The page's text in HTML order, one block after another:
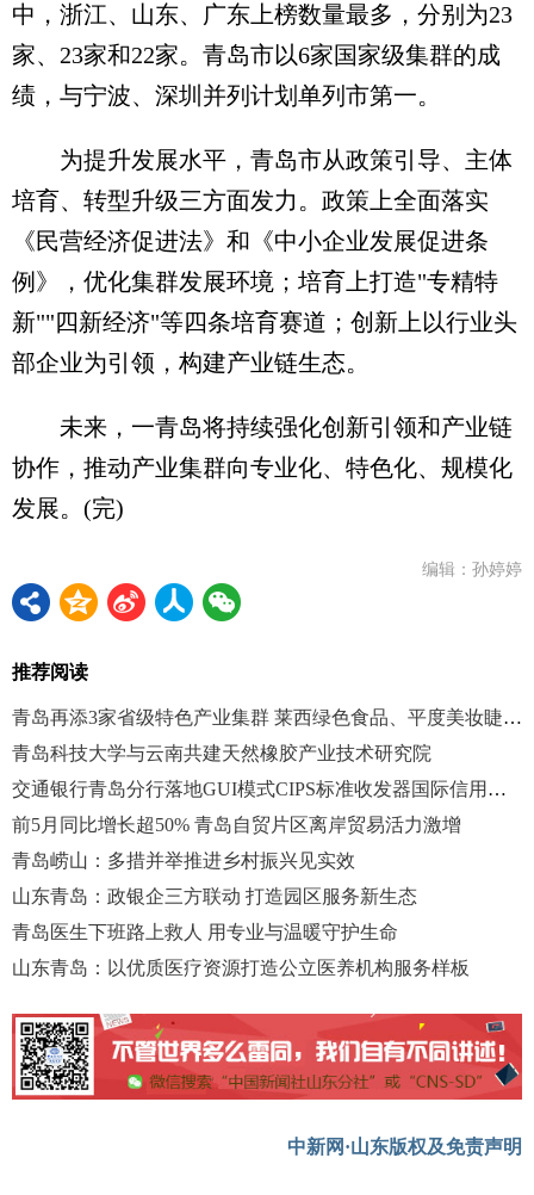
中，浙江、山东、广东上榜数量最多，分别为23
家、23家和22家。青岛市以6家国家级集群的成
绩，与宁波、深圳并列计划单列市第一。
为提升发展水平，青岛市从政策引导、主体
培育、转型升级三方面发力。政策上全面落实
《民营经济促进法》和《中小企业发展促进条
例》，优化集群发展环境；培育上打造"专精特
新""四新经济"等四条培育赛道；创新上以行业头
部企业为引领，构建产业链生态。
未来，一青岛将持续强化创新引领和产业链
协作，推动产业集群向专业化、特色化、规模化
发展。(完)
编辑：孙婷婷
推荐阅读
青岛再添3家省级特色产业集群 莱西绿色食品、平度美妆睫毛等入围
青岛科技大学与云南共建天然橡胶产业技术研究院
交通银行青岛分行落地GUI模式CIPS标准收发器国际信用证业务
前5月同比增长超50% 青岛自贸片区离岸贸易活力激增
青岛崂山：多措并举推进乡村振兴见实效
山东青岛：政银企三方联动 打造园区服务新生态
青岛医生下班路上救人 用专业与温暖守护生命
山东青岛：以优质医疗资源打造公立医养机构服务样板
中新网·山东版权及免责声明